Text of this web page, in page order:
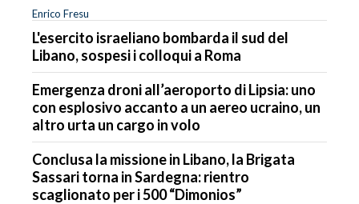
Enrico Fresu
L'esercito israeliano bombarda il sud del
Libano, sospesi i colloqui a Roma
Emergenza droni all’aeroporto di Lipsia: uno
con esplosivo accanto a un aereo ucraino, un
altro urta un cargo in volo
Conclusa la missione in Libano, la Brigata
Sassari torna in Sardegna: rientro
scaglionato per i 500 “Dimonios”